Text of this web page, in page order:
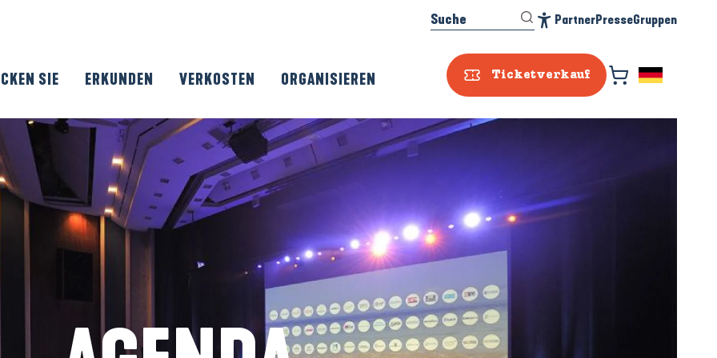
Ticketverkauf
Suche PartnerPresseGruppen
SIE ERKUNDEN VERKOSTEN ORGANISIEREN